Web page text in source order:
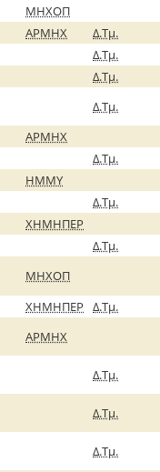
ΜΗΧΟΠ
ΑΡΜΗΧ
Δ.Τμ.
Δ.Τμ.
Δ.Τμ.
Δ.Τμ.
ΑΡΜΗΧ
Δ.Τμ.
ΗΜΜΥ
Δ.Τμ.
ΧΗΜΗΠΕΡ
Δ.Τμ.
ΜΗΧΟΠ
ΧΗΜΗΠΕΡ
Δ.Τμ.
ΑΡΜΗΧ
Δ.Τμ.
Δ.Τμ.
Δ.Τμ.